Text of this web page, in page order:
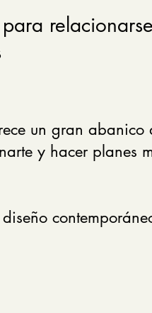
un gran
y hacer planes